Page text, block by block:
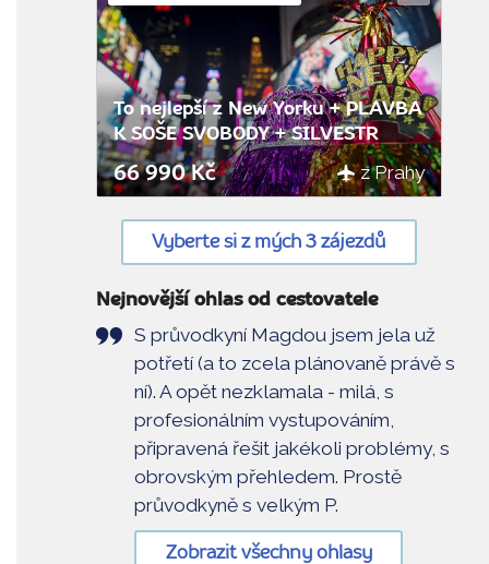
Do
oblíbených
To nejlepší z New Yorku + PLAVBA
K SOŠE SVOBODY + SILVESTR
66 990 Kč z Prahy
Vyberte si z mých 3 zájezdů
Nejnovější ohlas od cestovatele
S průvodkyní Magdou jsem jela už
potřetí (a to zcela plánovaně právě s
ní). A opět nezklamala - milá, s
profesionálním vystupováním,
připravená řešit jakékoli problémy, s
obrovským přehledem. Prostě
průvodkyně s velkým P.
Zobrazit všechny ohlasy